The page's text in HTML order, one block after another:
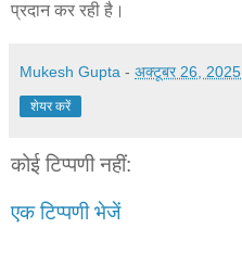
प्रदान कर रही है।
Mukesh Gupta - अक्टूबर 26, 2025
शेयर करें
कोई टिप्पणी नहीं:
एक टिप्पणी भेजें